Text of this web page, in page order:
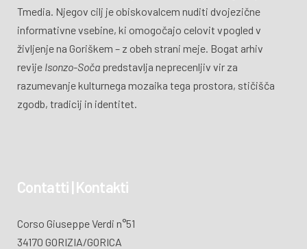
Tmedia. Njegov cilj je obiskovalcem nuditi dvojezične
informativne vsebine, ki omogočajo celovit vpogled v
življenje na Goriškem – z obeh strani meje. Bogat arhiv
revije Isonzo-Soča predstavlja neprecenljiv vir za
razumevanje kulturnega mozaika tega prostora, stičišča
zgodb, tradicij in identitet.
Contatti | Kontakti
Corso Giuseppe Verdi n°51
34170 GORIZIA/GORICA